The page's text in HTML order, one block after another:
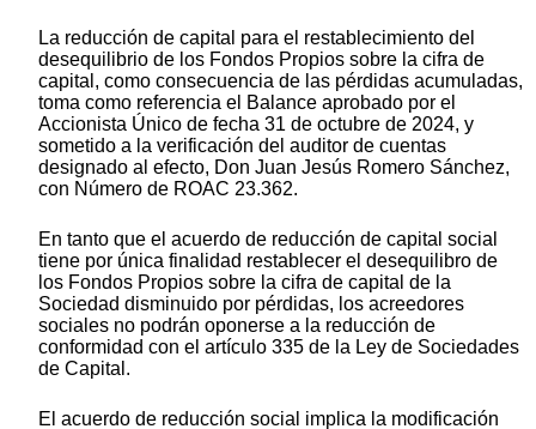
La reducción de capital para el restablecimiento del
desequilibrio de los Fondos Propios sobre la cifra de
capital, como consecuencia de las pérdidas acumuladas,
toma como referencia el Balance aprobado por el
Accionista Único de fecha 31 de octubre de 2024, y
sometido a la verificación del auditor de cuentas
designado al efecto, Don Juan Jesús Romero Sánchez,
con Número de ROAC 23.362.
En tanto que el acuerdo de reducción de capital social
tiene por única finalidad restablecer el desequilibro de
los Fondos Propios sobre la cifra de capital de la
Sociedad disminuido por pérdidas, los acreedores
sociales no podrán oponerse a la reducción de
conformidad con el artículo 335 de la Ley de Sociedades
de Capital.
El acuerdo de reducción social implica la modificación